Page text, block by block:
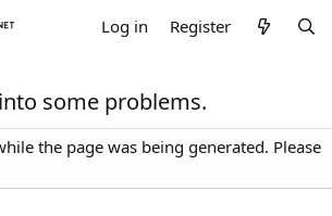
Log in Register
some problems.
the page was being generated. Please